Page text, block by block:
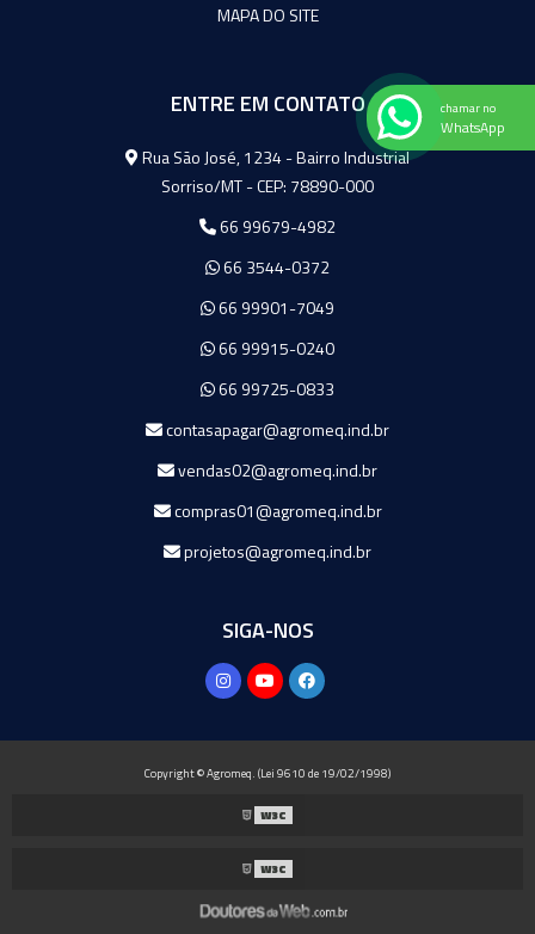
MAPA DO SITE
ENTRE EM CONTATO
Agromeq
Rua São José, 1234 - Bairro Industrial
Sorriso/MT - CEP: 78890-000
66 99679-4982
66 3544-0372
66 99901-7049
66 99915-0240
66 99725-0833
contasapagar@agromeq.ind.br
vendas02@agromeq.ind.br
compras01@agromeq.ind.br
projetos@agromeq.ind.br
SIGA-NOS
Copyright © Agromeq. (Lei 9610 de 19/02/1998)
W3C
W3C
chamar no
WhatsApp